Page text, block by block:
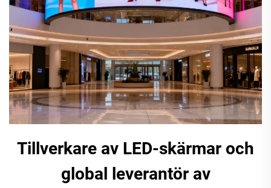
Tillverkare av LED-skärmar och
global leverantör av